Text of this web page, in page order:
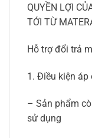
QUYỀN LỢI
TỚI TỪ
Hỗ trợ đổi trả
1. Điều kiện áp
– Sản phẩm
sử dụng